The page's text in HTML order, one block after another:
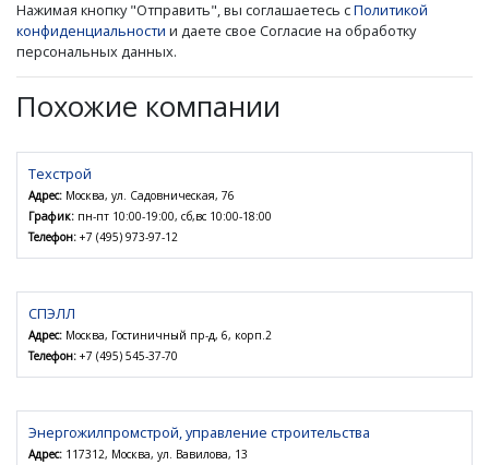
Нажимая кнопку "Отправить", вы соглашаетесь сПолитикой
конфиденциальности и даете свое Согласие на обработку
персональных данных.
Похожие компании
Техстрой
Адрес: Москва, ул. Садовническая, 76
График: пн-пт 10:00-19:00, сб,вс 10:00-18:00
Телефон: +7 (495) 973-97-12
СПЭЛЛ
Адрес: Москва, Гостиничный пр-д, 6, корп.2
Телефон: +7 (495) 545-37-70
Энергожилпромстрой, управление строительства
Адрес: 117312, Москва, ул. Вавилова, 13